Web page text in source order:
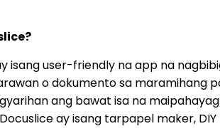
isang user-friendly na app na
o dokumento sa maramihang
ang bawat isa na
ay isang tarpapel maker,